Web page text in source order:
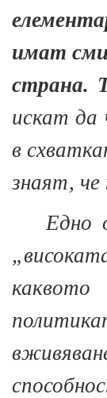
имат
страна.
искат да
в
знаят, че
Едно